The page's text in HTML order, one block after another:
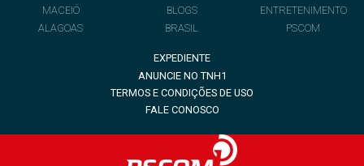
MACEIÓ
ALAGOAS
BLOGS
BRASIL
ENTRETENIMENTO
PSCOM
EXPEDIENTE
ANUNCIE NO TNH1
TERMOS E CONDIÇÕES DE USO
FALE CONOSCO